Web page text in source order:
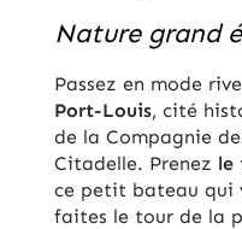
Nature grand
Passez en mode
Port-Louis, cité
de la Compagnie
Citadelle. Prenez le
ce petit bateau qui
faites le tour de la